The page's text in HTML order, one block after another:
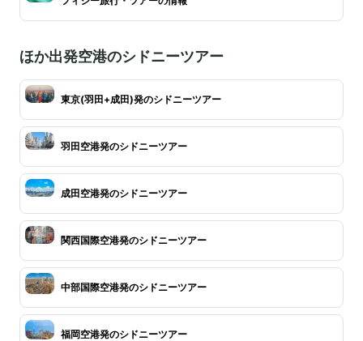
ほか出発空港のシドニーツアー
東京(羽田+成田)発のシドニーツアー
羽田空港発のシドニーツアー
成田空港発のシドニーツアー
関西国際空港発のシドニーツアー
中部国際空港発のシドニーツアー
福岡空港発のシドニーツアー